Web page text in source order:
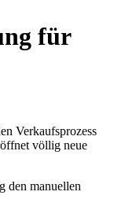
für
Verkaufsprozess
völlig neue
den manuellen